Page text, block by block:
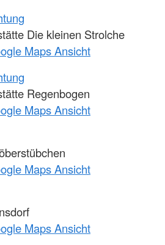
Die kleinen Strolche
Maps Ansicht
Regenbogen
Maps Ansicht
Maps Ansicht
Maps Ansicht